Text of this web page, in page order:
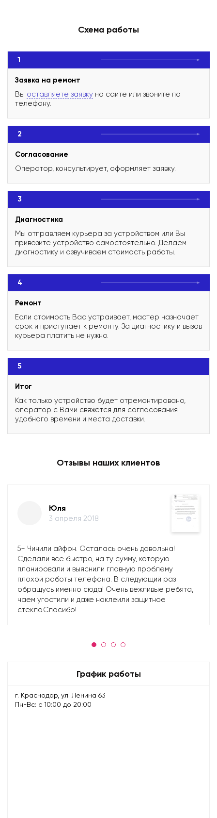
Схема работы
1
Заявка на ремонт
Вы оставляете заявку на сайте или звоните по
телефону.
2
Согласование
Оператор, консультирует, оформляет заявку.
3
Диагностика
Мы отправляем курьера за устройством или Вы
привозите устройство самостоятельно. Делаем
диагностику и озвучиваем стоимость работы.
4
Ремонт
Если стоимость Вас устраивает, мастер назначает
срок и приступает к ремонту. За диагностику и вызов
курьера платить не нужно.
5
Итог
Как только устройство будет отремонтировано,
оператор с Вами свяжется для согласования
удобного времени и места доставки.
Отзывы наших клиентов
Юля
3 апреля 2018
5+ Чинили айфон. Осталась очень довольна!
Сделали все быстро, на ту сумму, которую
планировали и выяснили главную проблему
плохой работы телефона. В следующий раз
обращусь именно сюда! Очень вежливые ребята,
чаем угостили и даже наклеили защитное
стекло.Спасибо!
График работы
г. Краснодар, ул. Ленина 63
Пн-Вс: с 10:00 до 20:00